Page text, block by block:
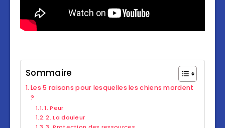
Sommaire
Les 5 raisons pour lesquelles les chiens mordent
?
1. Peur
2. La douleur